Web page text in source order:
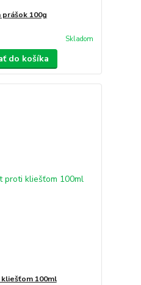
prášok 100g
Skladom
do košíka
100ml